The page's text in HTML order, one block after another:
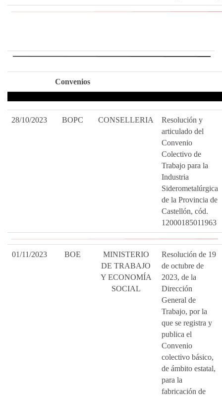
Convenios
28/10/2023 BOPC CONSELLERIA
Resolución y
articulado del
Convenio
Colectivo de
Trabajo para la
Industria
Siderometalúrgica
de la Provincia de
Castellón, cód.
12000185011963
01/11/2023 BOE
MINISTERIO
DE TRABAJO
Y ECONOMÍA
SOCIAL
Resolución de 19
de octubre de
2023, de la
Dirección
General de
Trabajo, por la
que se registra y
publica el
Convenio
colectivo básico,
de ámbito estatal,
para la
fabricación de